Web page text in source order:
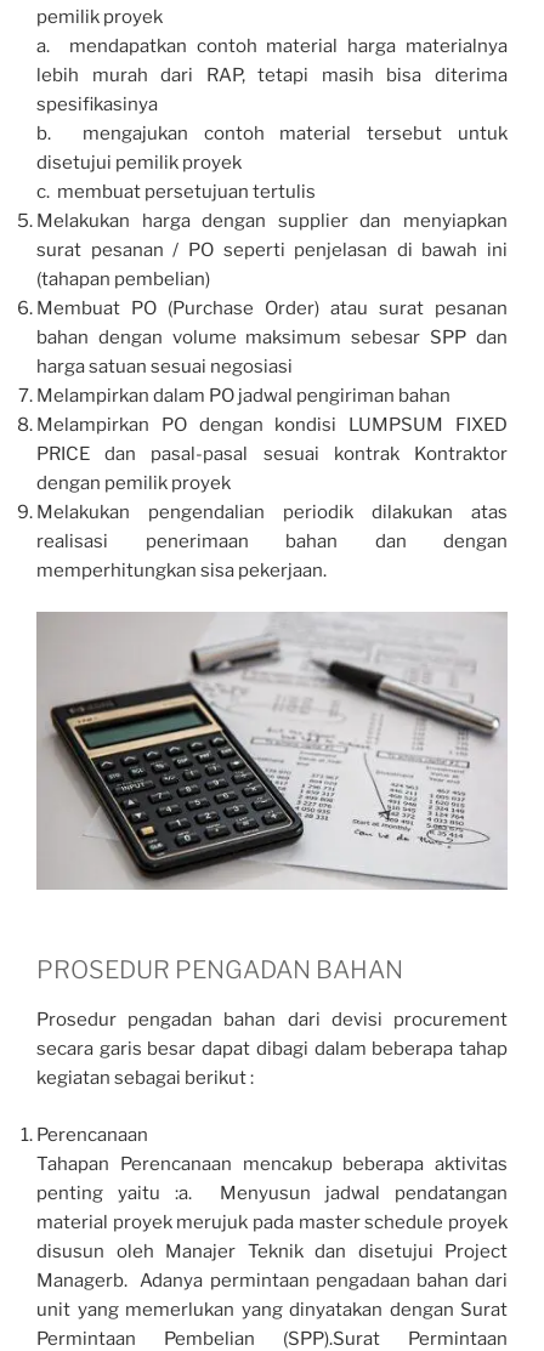
pemilik proyek
a. mendapatkan contoh material harga materialnya
lebih murah dari RAP, tetapi masih bisa diterima
spesifikasinya
b. mengajukan contoh material tersebut untuk
disetujui pemilik proyek
c. membuat persetujuan tertulis
Melakukan harga dengan supplier dan menyiapkan
surat pesanan / PO seperti penjelasan di bawah ini
(tahapan pembelian)
Membuat PO (Purchase Order) atau surat pesanan
bahan dengan volume maksimum sebesar SPP dan
harga satuan sesuai negosiasi
Melampirkan dalam PO jadwal pengiriman bahan
Melampirkan PO dengan kondisi LUMPSUM FIXED
PRICE dan pasal-pasal sesuai kontrak Kontraktor
dengan pemilik proyek
Melakukan pengendalian periodik dilakukan atas
realisasi penerimaan bahan dan dengan
memperhitungkan sisa pekerjaan.
PROSEDUR PENGADAN BAHAN
Prosedur pengadan bahan dari devisi procurement
secara garis besar dapat dibagi dalam beberapa tahap
kegiatan sebagai berikut :
Perencanaan
Tahapan Perencanaan mencakup beberapa aktivitas
penting yaitu :a. Menyusun jadwal pendatangan
material proyek merujuk pada master schedule proyek
disusun oleh Manajer Teknik dan disetujui Project
Managerb. Adanya permintaan pengadaan bahan dari
unit yang memerlukan yang dinyatakan dengan Surat
Permintaan Pembelian (SPP).Surat Permintaan